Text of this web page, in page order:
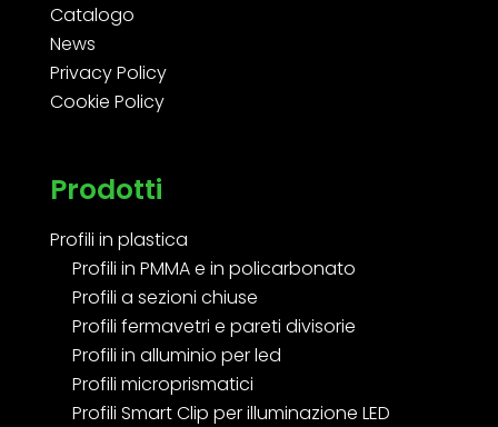
Catalogo
News
Privacy Policy
Cookie Policy
Prodotti
Profili in plastica
Profili in PMMA e in policarbonato
Profili a sezioni chiuse
Profili fermavetri e pareti divisorie
Profili in alluminio per led
Profili microprismatici
Profili Smart Clip per illuminazione LED